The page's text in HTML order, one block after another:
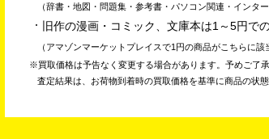
辞書・地図・問題集・参考書・パソコン関連・インタ
旧作の漫画・コミック、文庫本は1～5円で
アマゾンマーケットプレイスで1円の商品がこちらに該
買取価格は予告なく変更する場合があります。予めご了承
査定結果は、お荷物到着時の買取価格を基準に商品の状